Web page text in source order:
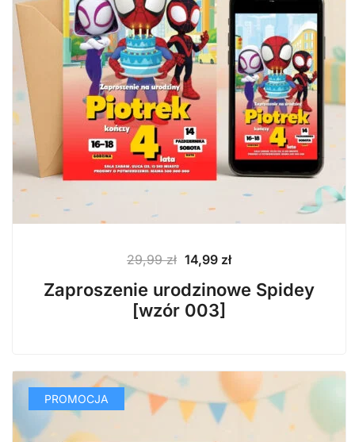
29,99zł Pierwotna
cena
wynosiła:
29,99 zł.
14,99 złAktualna
cena
wynosi:
Zaproszenie urodzinowe Spidey
[wzór 003]
PROMOCJA